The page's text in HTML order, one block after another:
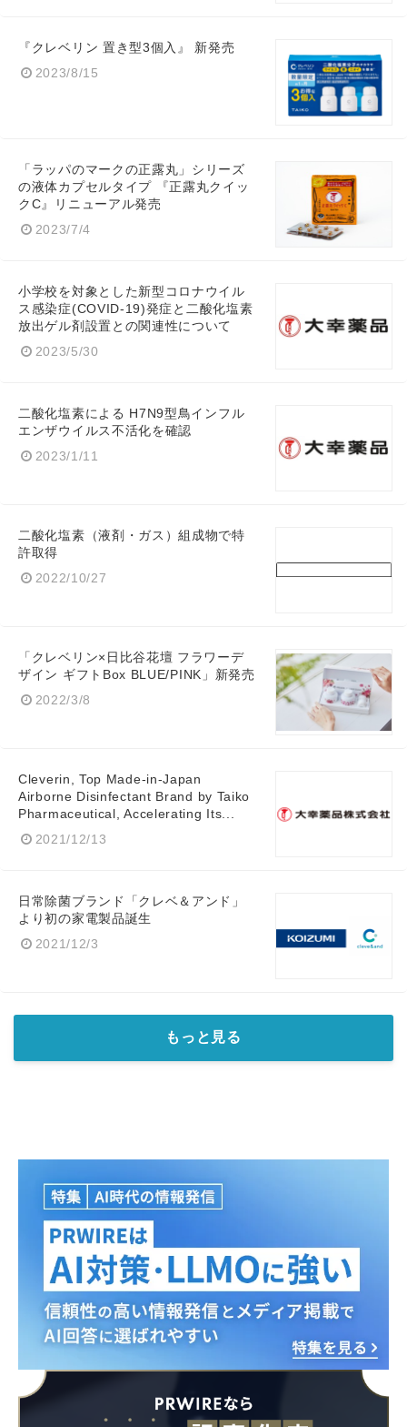
『クレベリン 置き型3個入』 新発売
2023/8/15
「ラッパのマークの正露丸」シリーズ
の液体カプセルタイプ 『正露丸クイッ
クC』リニューアル発売
2023/7/4
小学校を対象とした新型コロナウイル
ス感染症(COVID-19)発症と二酸化塩素
放出ゲル剤設置との関連性について
2023/5/30
二酸化塩素による H7N9型鳥インフル
エンザウイルス不活化を確認
2023/1/11
二酸化塩素（液剤・ガス）組成物で特
許取得
2022/10/27
「クレベリン×日比谷花壇 フラワーデ
ザイン ギフトBox BLUE/PINK」新発売
2022/3/8
Cleverin, Top Made-in-Japan
Airborne Disinfectant Brand by Taiko
Pharmaceutical, Accelerating Its...
2021/12/13
日常除菌ブランド「クレベ＆アンド」
より初の家電製品誕生
2021/12/3
もっと見る